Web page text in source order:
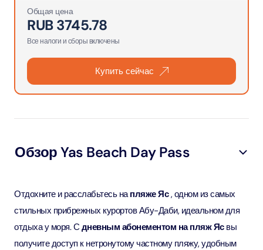
Общая цена
RUB3745.78
Все налоги и сборы включены
Купить сейчас
Обзор Yas Beach Day Pass
Отдохните и расслабьтесь напляже Яс, одном из самых
стильных прибрежных курортов Абу-Даби, идеальном для
отдыха у моря. С дневным абонементом на пляж Ясвы
получите доступ к нетронутому частному пляжу, удобным